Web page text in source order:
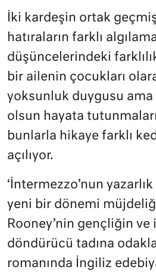
İki kardeşin ortak
hatıraların farklı
düşüncelerindeki
bir ailenin çocukları
yoksunluk duygusu ama
olsun hayata
bunlarla hikaye farklı
açılıyor.
‘İntermezzo’nun
yeni bir dönemi
Rooney’nin gençliğin ve
döndürücü tadına
romanında İngiliz